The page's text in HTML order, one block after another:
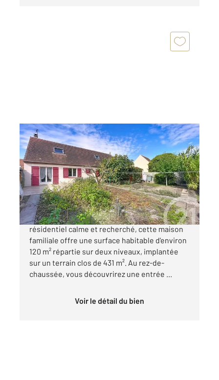
COMPIEGNE 60
120 m2, 5 pièces
Ref : 17208
Maison à vendre
302 000 €
À vendre à Compiègne, dans un quartier
résidentiel calme et recherché, cette maison
familiale offre une surface habitable d'environ
120 m² répartie sur deux niveaux, implantée
sur un terrain clos de 431 m². Au rez-de-
chaussée, vous découvrirez une entrée ...
Voir le détail du bien